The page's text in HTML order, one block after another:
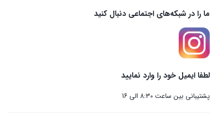
ما را در شبکه‌های اجتماعی دنبال کنید
لطفا ایمیل خود را وارد نمایید
پشتیبانی بین ساعت 8:30 الی 16